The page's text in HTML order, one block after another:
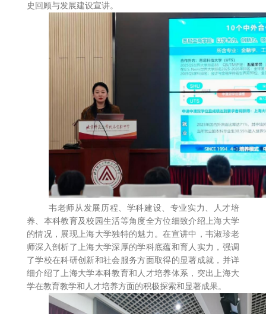
史回顾与发展建设宣讲。
韦老师从发展历程、学科建设、专业实力、人才培
养、本科教育及校园生活等角度全方位细致介绍上海大学
的情况，展现上海大学独特的魅力。在宣讲中，韦淑珍老
师深入剖析了上海大学深厚的学科底蕴和育人实力，强调
了学校在科研创新和社会服务方面取得的显著成就，并详
细介绍了上海大学本科教育和人才培养体系，突出上海大
学在教育教学和人才培养方面的积极探索和显著成果。